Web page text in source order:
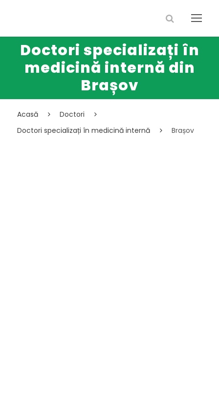
Doctori specializați în
medicină internă din
Brașov
Acasă
Doctori
Doctori specializați în medicină internă
Brașov